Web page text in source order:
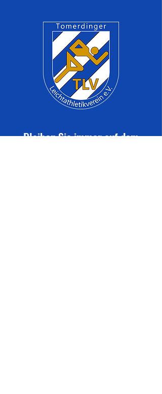
Bleiben Sie immer auf dem